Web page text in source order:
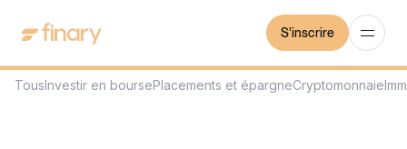
S'inscrire
TousInvestir en boursePlacements et épargneCryptomonnaie